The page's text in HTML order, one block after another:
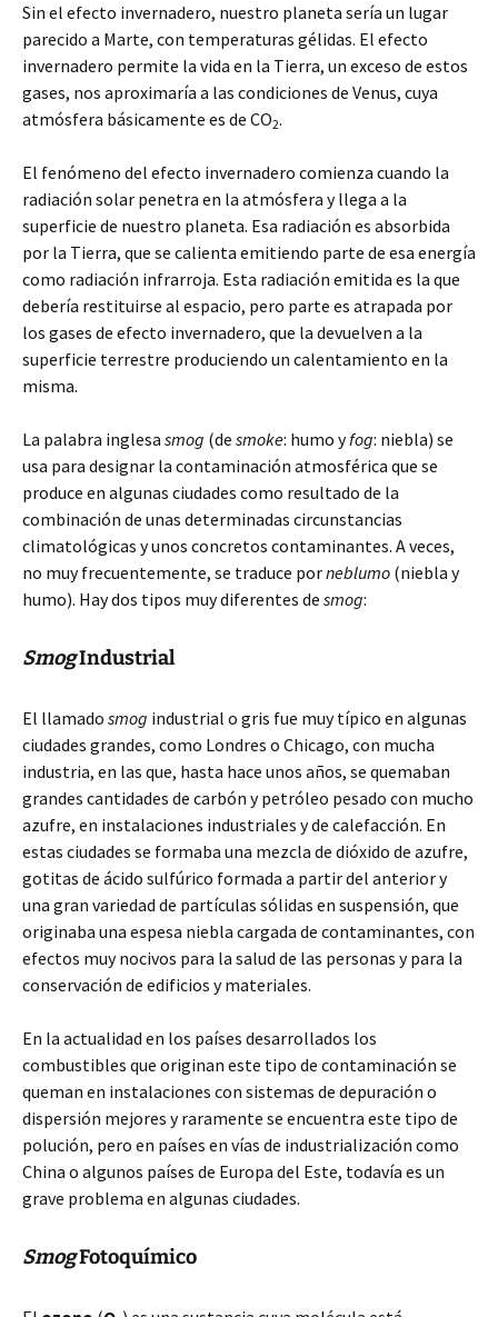
Sin el efecto invernadero, nuestro planeta sería un lugar
parecido a Marte, con temperaturas gélidas. El efecto
invernadero permite la vida en la Tierra, un exceso de estos
gases, nos aproximaría a las condiciones de Venus, cuya
atmósfera básicamente es de CO2.
El fenómeno del efecto invernadero comienza cuando la
radiación solar penetra en la atmósfera y llega a la
superficie de nuestro planeta. Esa radiación es absorbida
por la Tierra, que se calienta emitiendo parte de esa energía
como radiación infrarroja. Esta radiación emitida es la que
debería restituirse al espacio, pero parte es atrapada por
los gases de efecto invernadero, que la devuelven a la
superficie terrestre produciendo un calentamiento en la
misma.
La palabra inglesa smog (de smoke: humo yfog: niebla) se
usa para designar la contaminación atmosférica que se
produce en algunas ciudades como resultado de la
combinación de unas determinadas circunstancias
climatológicas y unos concretos contaminantes. A veces,
no muy frecuentemente, se traduce porneblumo (niebla y
humo). Hay dos tipos muy diferentes de smog:
SmogIndustrial
El llamado smog industrial o gris fue muy típico en algunas
ciudades grandes, como Londres o Chicago, con mucha
industria, en las que, hasta hace unos años, se quemaban
grandes cantidades de carbón y petróleo pesado con mucho
azufre, en instalaciones industriales y de calefacción. En
estas ciudades se formaba una mezcla de dióxido de azufre,
gotitas de ácido sulfúrico formada a partir del anterior y
una gran variedad de partículas sólidas en suspensión, que
originaba una espesa niebla cargada de contaminantes, con
efectos muy nocivos para la salud de las personas y para la
conservación de edificios y materiales.
En la actualidad en los países desarrollados los
combustibles que originan este tipo de contaminación se
queman en instalaciones con sistemas de depuración o
dispersión mejores y raramente se encuentra este tipo de
polución, pero en países en vías de industrialización como
China o algunos países de Europa del Este, todavía es un
grave problema en algunas ciudades.
SmogFotoquímico